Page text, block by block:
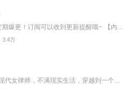
3.4万